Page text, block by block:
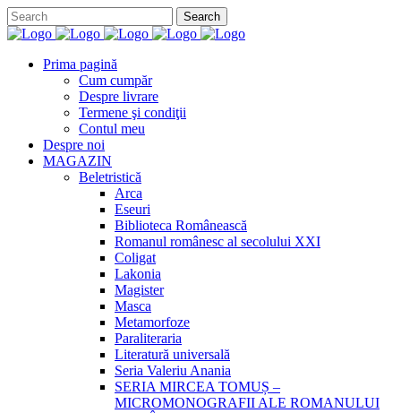
Prima pagină
Cum cumpăr
Despre livrare
Termene şi condiţii
Contul meu
Despre noi
MAGAZIN
Beletristică
Arca
Eseuri
Biblioteca Românească
Romanul românesc al secolului XXI
Coligat
Lakonia
Magister
Masca
Metamorfoze
Paraliteraria
Literatură universală
Seria Valeriu Anania
SERIA MIRCEA TOMUȘ –
MICROMONOGRAFII ALE ROMANULUI